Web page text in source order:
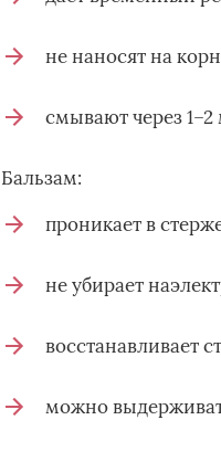
не наносят на
смывают через
Бальзам:
проникает в
не убирает
восстанавливает
можно